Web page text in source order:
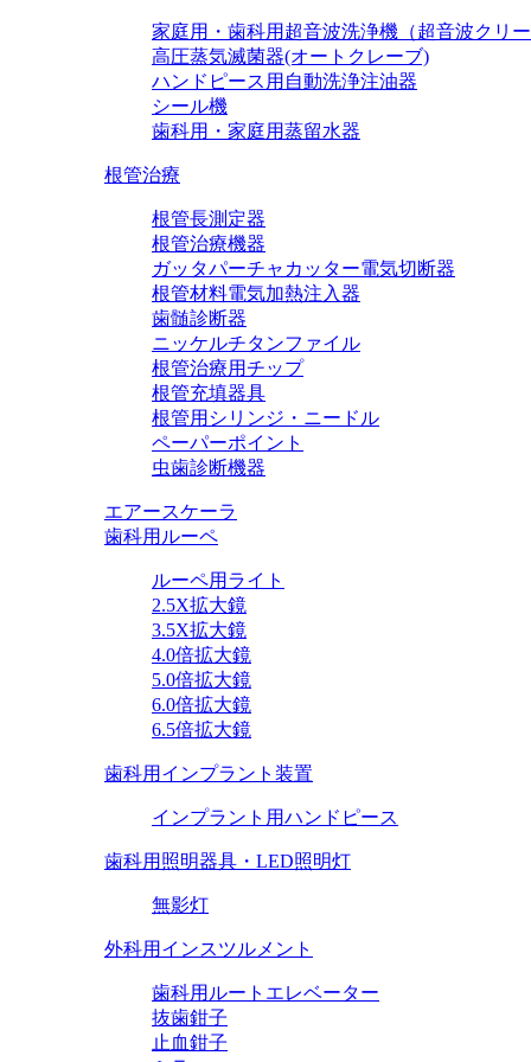
家庭用・歯科用超音波洗浄機（超音波クリ
高圧蒸気滅菌器(オートクレーブ)
ハンドピース用自動洗浄注油器
シール機
歯科用・家庭用蒸留水器
根管治療
根管長測定器
根管治療機器
ガッタパーチャカッター電気切断器
根管材料電気加熱注入器
歯髄診断器
ニッケルチタンファイル
根管治療用チップ
根管充填器具
根管用シリンジ・ニードル
ペーパーポイント
虫歯診断機器
エアースケーラ
歯科用ルーペ
ルーペ用ライト
2.5X拡大鏡
3.5X拡大鏡
4.0倍拡大鏡
5.0倍拡大鏡
6.0倍拡大鏡
6.5倍拡大鏡
歯科用インプラント装置
インプラント用ハンドピース
歯科用照明器具・LED照明灯
無影灯
外科用インスツルメント
歯科用ルートエレベーター
抜歯鉗子
止血鉗子